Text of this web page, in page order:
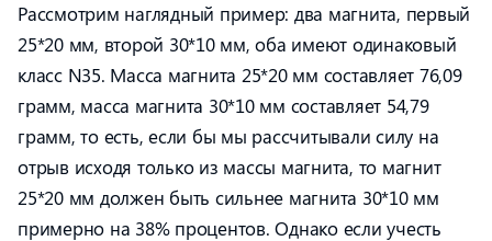
Рассмотрим наглядный пример: два магнита, первый
25*20 мм, второй 30*10 мм, оба имеют одинаковый
класс N35. Масса магнита 25*20 мм составляет 76,09
грамм, масса магнита 30*10 мм составляет 54,79
грамм, то есть, если бы мы рассчитывали силу на
отрыв исходя только из массы магнита, то магнит
25*20 мм должен быть сильнее магнита 30*10 мм
примерно на 38% процентов. Однако если учесть